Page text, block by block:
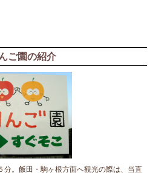
ご園の紹介
分。飯田・駒ヶ根方面へ観光の際は、当直